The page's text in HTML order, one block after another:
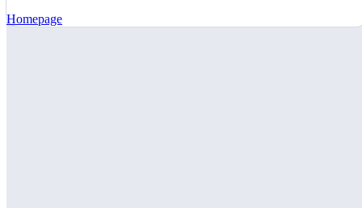
Homepage